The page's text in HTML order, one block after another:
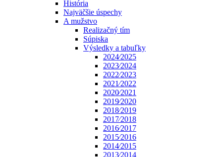
História
Najväčšie úspechy
A mužstvo
Realizačný tím
Súpiska
Výsledky a tabuľky
2024⁄2025
2023⁄2024
2022⁄2023
2021⁄2022
2020⁄2021
2019⁄2020
2018⁄2019
2017⁄2018
2016⁄2017
2015⁄2016
2014⁄2015
2013⁄2014